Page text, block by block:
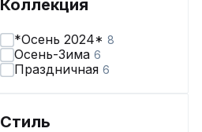
Коллекция
*Осень 2024* 8
Осень-Зима 6
Праздничная 6
Стиль